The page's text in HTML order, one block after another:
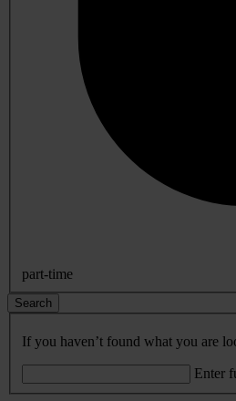
part-time
Search
If you haven’t found what you are
Enter